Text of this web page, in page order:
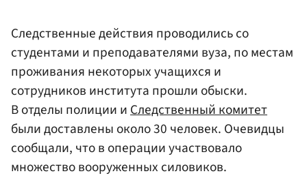
Следственные действия проводились со
студентами и преподавателями вуза, по местам
проживания некоторых учащихся и
сотрудников института прошли обыски.
В отделы полиции иСледственный комитет
были доставлены около 30 человек. Очевидцы
сообщали, что в операции участвовало
множество вооруженных силовиков.